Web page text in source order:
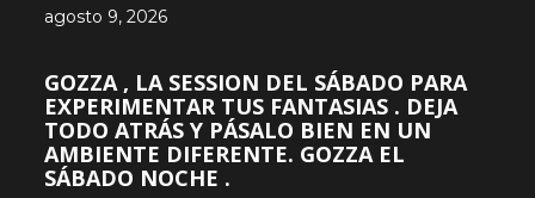
agosto 9, 2026
GOZZA , LA SESSION DEL SÁBADO PARA
EXPERIMENTAR TUS FANTASIAS . DEJA
TODO ATRÁS Y PÁSALO BIEN EN UN
AMBIENTE DIFERENTE. GOZZA EL
SÁBADO NOCHE .